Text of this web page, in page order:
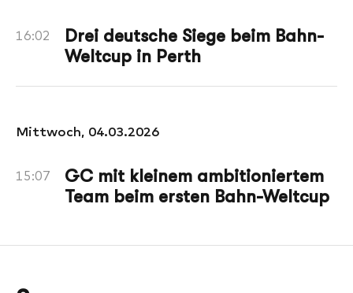
16:02
Drei deutsche Siege beim Bahn-
Weltcup in Perth
Mittwoch, 04.03.2026
15:07
GC mit kleinem ambitioniertem
Team beim ersten Bahn-Weltcup